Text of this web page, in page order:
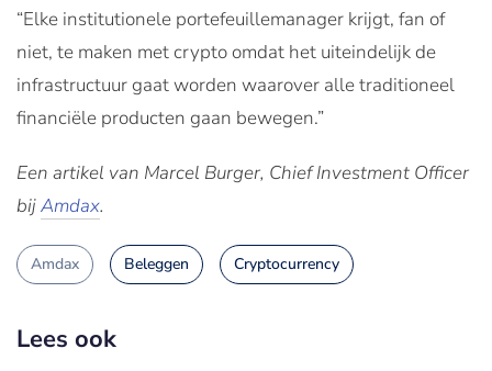
“Elke institutionele portefeuillemanager krijgt, fan of
niet, te maken met crypto omdat het uiteindelijk de
infrastructuur gaat worden waarover alle traditioneel
financiële producten gaan bewegen.”
Een artikel van Marcel Burger, Chief Investment Officer
bijAmdax.
Amdax Beleggen Cryptocurrency
Lees ook